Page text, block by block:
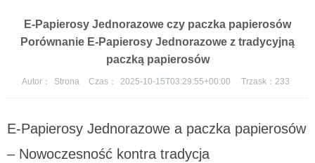
E-Papierosy Jednorazowe czy paczka papierosów
Porównanie E-Papierosy Jednorazowe z tradycyjną
paczką papierosów
Autor： Strona Czas： 2025-10-15T03:29:55+00:00 Trzask： 233
E-Papierosy Jednorazowe a paczka papierosów
– Nowoczesność kontra tradycja